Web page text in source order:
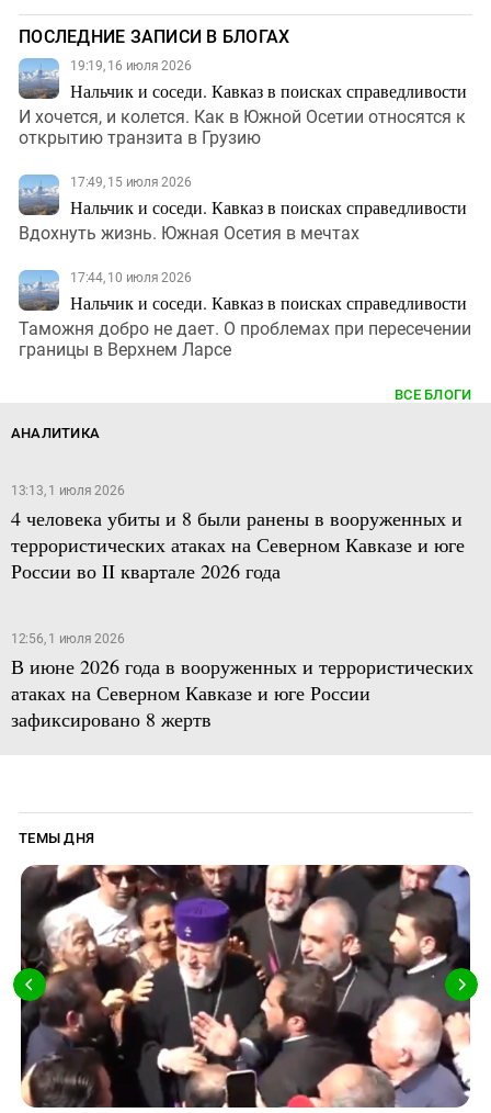
ПОСЛЕДНИЕ ЗАПИСИ В БЛОГАХ
19:19, 16 июля 2026
Нальчик и соседи. Кавказ в поисках справедливости
И хочется, и колется. Как в Южной Осетии относятся к
открытию транзита в Грузию
17:49, 15 июля 2026
Нальчик и соседи. Кавказ в поисках справедливости
Вдохнуть жизнь. Южная Осетия в мечтах
17:44, 10 июля 2026
Нальчик и соседи. Кавказ в поисках справедливости
Таможня добро не дает. О проблемах при пересечении
границы в Верхнем Ларсе
ВСЕ БЛОГИ
АНАЛИТИКА
13:13, 1 июля 2026
4 человека убиты и 8 были ранены в вооруженных и
террористических атаках на Северном Кавказе и юге
России во II квартале 2026 года
12:56, 1 июля 2026
В июне 2026 года в вооруженных и террористических
атаках на Северном Кавказе и юге России
зафиксировано 8 жертв
ТЕМЫ ДНЯ